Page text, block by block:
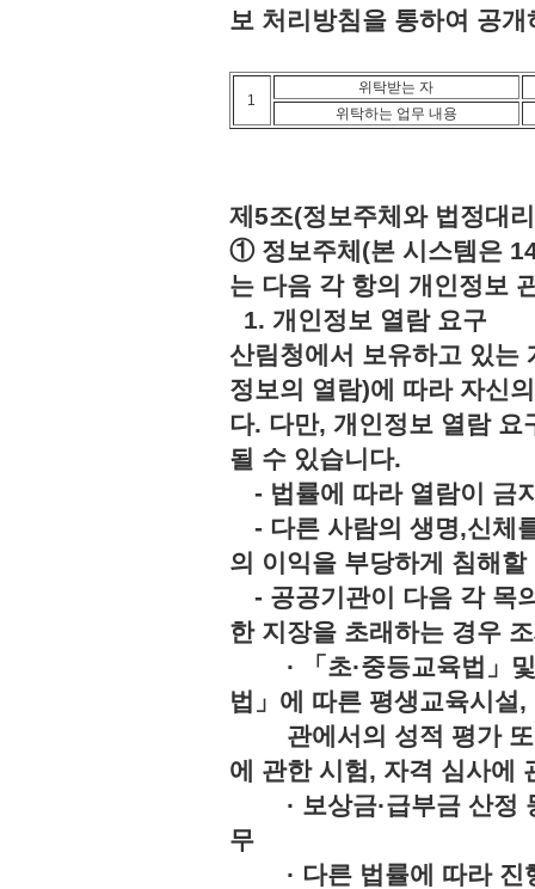
보 처리방침을 통하여 공
1
위탁받는 자
위탁하는 업무 내용
제5조(정보주체와 법정대
① 정보주체(본 시스템은
는 다음 각 항의 개인정보
1. 개인정보 열람 요구
산림청에서 보유하고 있는
정보의 열람)에 따라 자신
다. 다만, 개인정보 열람
될 수 있습니다.
- 법률에 따라 열람이
- 다른 사람의 생명,신체
의 이익을 부당하게 침
- 공공기관이 다음 각 목
한 지장을 초래하는 경우
· 「초·중등교육법」및
법」에 따른 평생교육시설
관에서의 성적 평가 또
에 관한 시험, 자격 심사에
· 보상금·급부금 산정
무
· 다른 법률에 따라 진